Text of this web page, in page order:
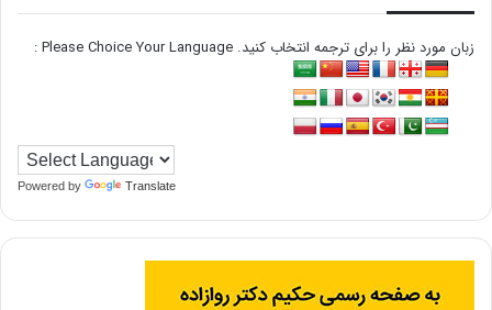
زبان مورد نظر را برای ترجمه انتخاب کنید. Please Choice Your Language :
Powered by Translate